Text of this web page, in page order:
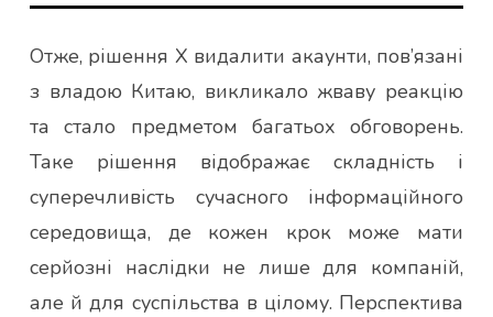
Отже, рішення X видалити акаунти, пов’язані
з владою Китаю, викликало жваву реакцію
та стало предметом багатьох обговорень.
Таке рішення відображає складність і
суперечливість сучасного інформаційного
середовища, де кожен крок може мати
серйозні наслідки не лише для компаній,
але й для суспільства в цілому. Перспектива